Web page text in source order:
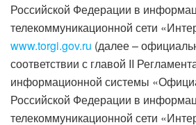
Российской Федерации в
телекоммуникационной сети
www.torgi.gov.ru (далее –
соответствии с главой II
информационной системы
Российской Федерации в
телекоммуникационной сети